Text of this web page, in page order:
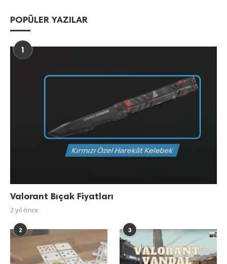
POPÜLER YAZILAR
1
Valorant Bıçak Fiyatları
2 yıl önce
2 3